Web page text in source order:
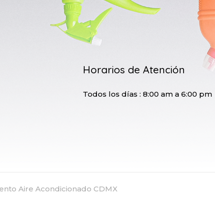
Horarios de Atención
Todos los días : 8:00 am a 6:00 pm
Aire Acondicionado CDMX